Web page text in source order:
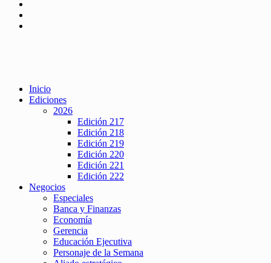
Inicio
Ediciones
2026
Edición 217
Edición 218
Edición 219
Edición 220
Edición 221
Edición 222
Negocios
Especiales
Banca y Finanzas
Economía
Gerencia
Educación Ejecutiva
Personaje de la Semana